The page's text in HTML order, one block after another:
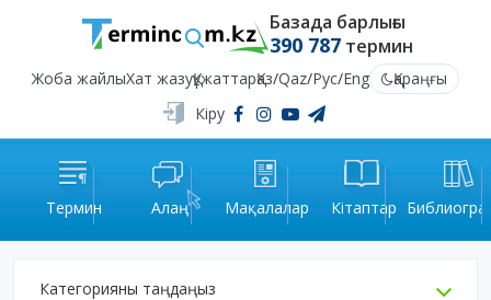
Базада барлығы
390 787термин
Жоба жайлыХат жазуҚұжаттарҚаз/Qaz/Рус/Eng
Қараңғы
Кіру
Термин Алаң Мақалалар Кітаптар
Категорияны таңдаңыз